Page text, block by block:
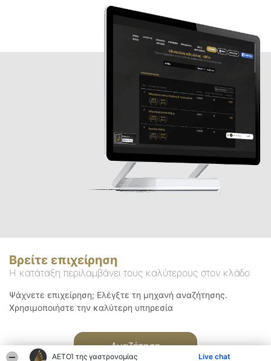
ΑΕΤΟΊ της γαστρονομίας Live chat
Βρείτε επιχείρηση
Η κατάταξη περιλαμβάνει τους καλύτερους στον κλάδο
Ψάχνετε επιχείρηση; Ελέγξτε τη μηχανή αναζήτησης.
Χρησιμοποιήστε την καλύτερη υπηρεσία
Αναζήτηση